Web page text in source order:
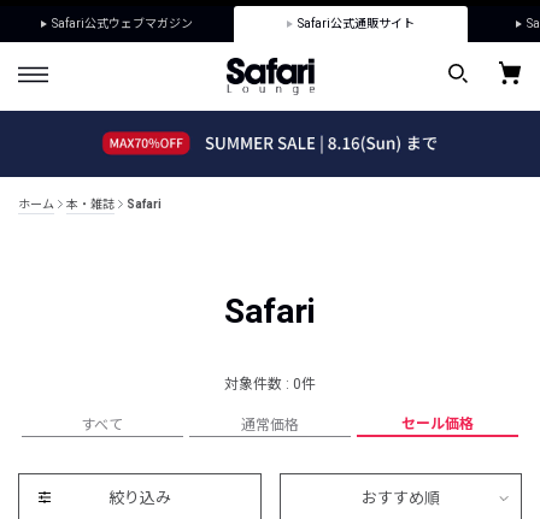
Safari公式ウェブマガジン Safari公式通販サイト
ホーム 本・雑誌 Safari
Safari
対象件数 : 0件
すべて 通常価格 セール価格
絞り込み おすすめ順